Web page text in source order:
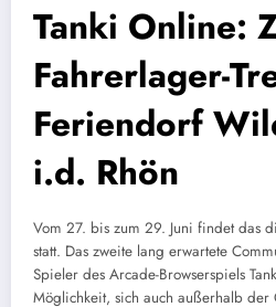
Tanki Online:
Fahrerlager-
Feriendorf
i.d. Rhön
Vom 27. bis zum 29. Juni findet das
statt. Das zweite lang erwartete
Spieler des Arcade-Browserspiels
Möglichkeit, sich auch außerhalb der